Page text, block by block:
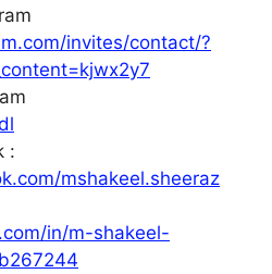
invites/contact/?
:
mshakeel.sheeraz
in/m-shakeel-